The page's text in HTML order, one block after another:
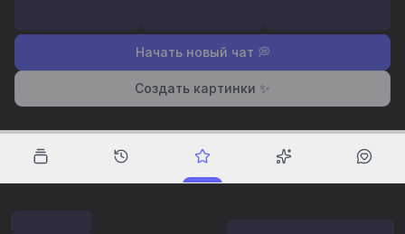
Начать новый чат 💭
Создать картинки ✨